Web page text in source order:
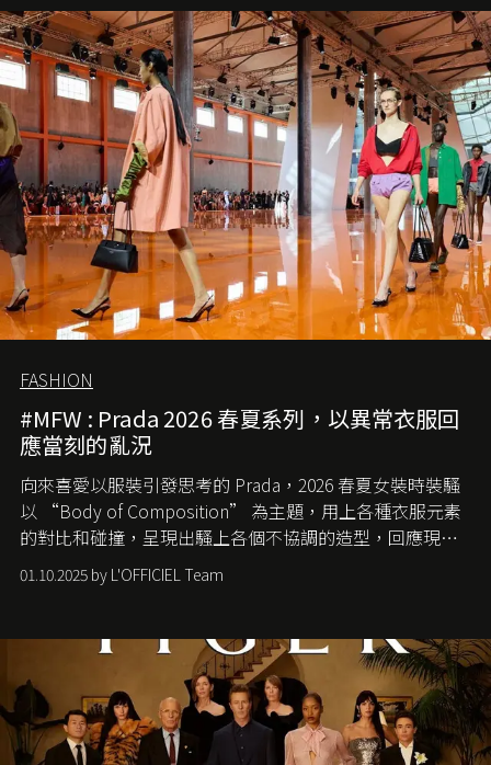
愛它的雋永與優雅。那麼這個手袋是怎麼誕生的呢？又為
甚麼取名叫 2.55 ？今天就由《L'Officiel HK》帶你穿越流金
歲月，回顧 2.55 的誕生故事。
FASHION
#MFW : Prada 2026 春夏系列，以異常衣服回
應當刻的亂況
向來喜愛以服裝引發思考的 Prada，2026 春夏女裝時裝騷
以 “Body of Composition” 為主題，用上各種衣服元素
的對比和碰撞，呈現出騷上各個不協調的造型，回應現今
社會各種資訊、文化超載的現象。
01.10.2025 by L'OFFICIEL Team